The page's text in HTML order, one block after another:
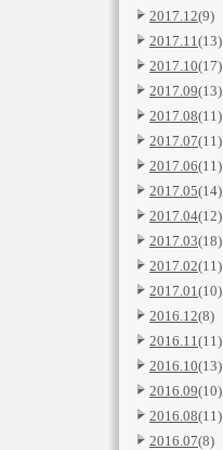
2017.12(9)
2017.11(13)
2017.10(17)
2017.09(13)
2017.08(11)
2017.07(11)
2017.06(11)
2017.05(14)
2017.04(12)
2017.03(18)
2017.02(11)
2017.01(10)
2016.12(8)
2016.11(11)
2016.10(13)
2016.09(10)
2016.08(11)
2016.07(8)